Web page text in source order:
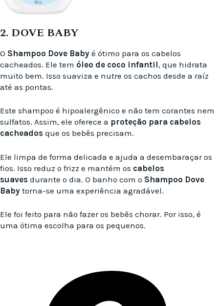
2. DOVE BABY
O Shampoo Dove Baby é ótimo para os cabelos
cacheados. Ele tem óleo de coco infantil, que hidrata
muito bem. Isso suaviza e nutre os cachos desde a raíz
até as pontas.
Este shampoo é hipoalergênico e não tem corantes nem
sulfatos. Assim, ele oferece a proteção para cabelos
cacheados que os bebês precisam.
Ele limpa de forma delicada e ajuda a desembaraçar os
fios. Isso reduz o frizz e mantém os cabelos
suaves durante o dia. O banho com o Shampoo Dove
Baby torna-se uma experiência agradável.
Ele foi feito para não fazer os bebês chorar. Por isso, é
uma ótima escolha para os pequenos.